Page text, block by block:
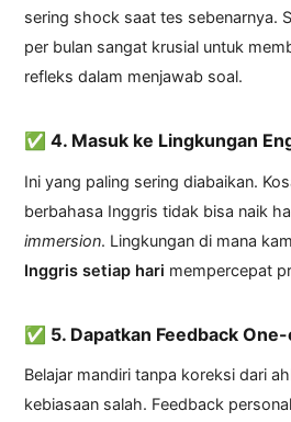
sering shock saat tes sebenarnya.
per bulan sangat krusial untuk
refleks dalam menjawab soal.
✅ 4. Masuk ke Lingkungan
Ini yang paling sering diabaikan.
berbahasa Inggris tidak bisa naik
immersion. Lingkungan di mana
Inggris setiap hari mempercepat
✅ 5. Dapatkan Feedback
Belajar mandiri tanpa koreksi dari
kebiasaan salah. Feedback